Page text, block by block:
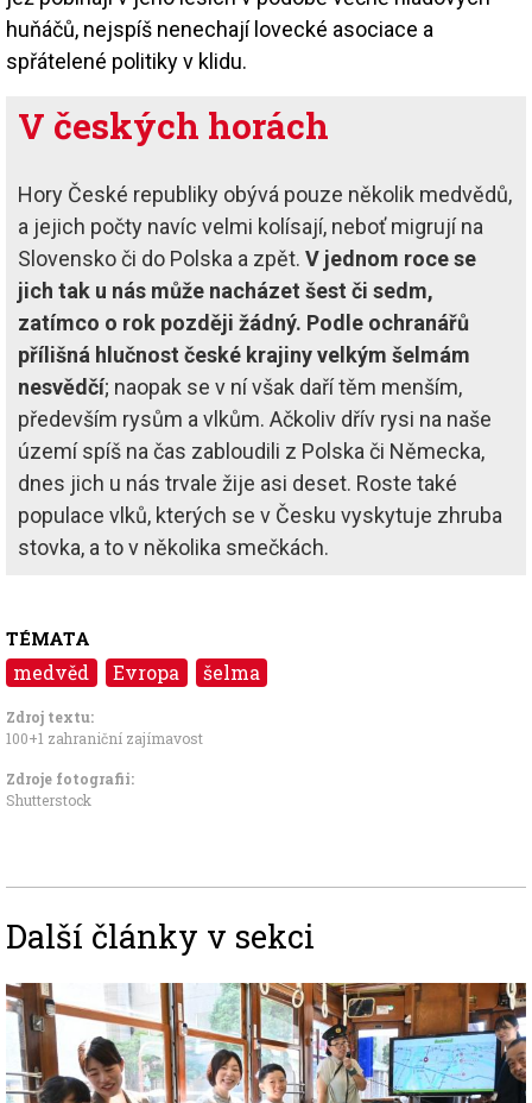
huňáčů, nejspíš nenechají lovecké asociace a
spřátelené politiky v klidu.
V českých horách
Hory České republiky obývá pouze několik medvědů,
a jejich počty navíc velmi kolísají, neboť migrují na
Slovensko či do Polska a zpět. V jednom roce se
jich tak u nás může nacházet šest či sedm,
zatímco o rok později žádný. Podle ochranářů
přílišná hlučnost české krajiny velkým šelmám
nesvědčí; naopak se v ní však daří těm menším,
především rysům a vlkům. Ačkoliv dřív rysi na naše
území spíš na čas zabloudili z Polska či Německa,
dnes jich u nás trvale žije asi deset. Roste také
populace vlků, kterých se v Česku vyskytuje zhruba
stovka, a to v několika smečkách.
TÉMATA
medvěd Evropa šelma
Zdroj textu:
100+1 zahraniční zajímavost
Zdroje fotografii:
Shutterstock
Další články v sekci
Image